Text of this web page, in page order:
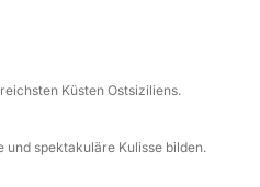
wo Natur und Schönheit der
machen diesen
Grotta delle Sirene,
Stopps zum Schwimmen,
Tag, der ganz der
Küsten Ostsiziliens.
und spektakuläre Kulisse bilden.